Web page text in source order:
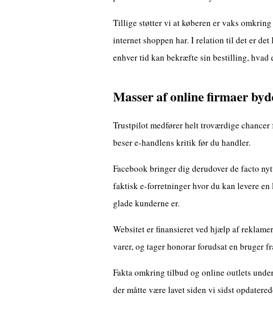
Tillige støtter vi at køberen er vaks
internet shoppen har. I relation til det er
enhver tid kan bekræfte sin bestilling, hvad
Masser af online firmaer
Trustpilot medfører helt troværdige chancer
beser e-handlens kritik før du handler.
Facebook bringer dig derudover de facto
faktisk e-forretninger hvor du kan levere
glade kunderne er.
Websitet er finansieret ved hjælp af
varer, og tager honorar forudsat en bruger
Fakta omkring tilbud og online outlets
der måtte være lavet siden vi sidst